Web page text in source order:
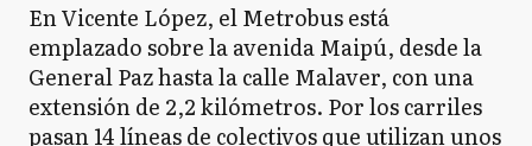
En Vicente López, el Metrobus está
emplazado sobre la avenida Maipú, desde la
General Paz hasta la calle Malaver, con una
extensión de 2,2 kilómetros. Por los carriles
pasan 14 líneas de colectivos que utilizan unos